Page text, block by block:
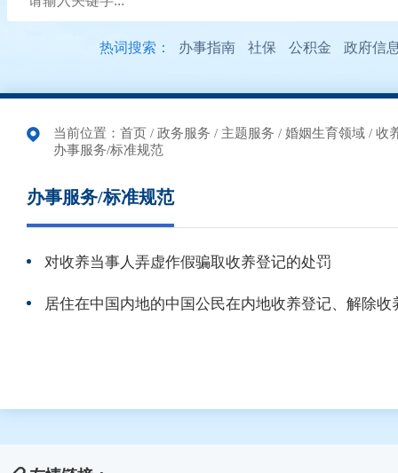
热词搜索： 办事指南 社保 公积金 政府信
当前位置： 首页 / 政务服务 / 主题服务 / 婚姻生育领域 / 收
办事服务/标准规范
办事服务/标准规范
对收养当事人弄虚作假骗取收养登记的处罚
居住在中国内地的中国公民在内地收养登记、解除收